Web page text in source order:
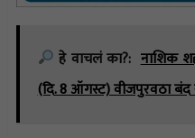
हे वाचलं का?: नाशिक
(दि. 8 ऑगस्ट) वीजपुरवठा बंद